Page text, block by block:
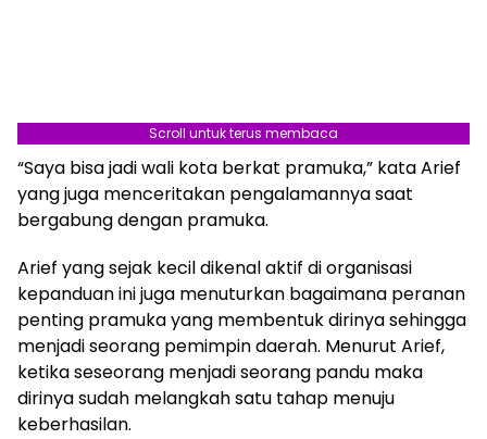
Scroll untuk terus membaca
“Saya bisa jadi wali kota berkat pramuka,” kata Arief
yang juga menceritakan pengalamannya saat
bergabung dengan pramuka.
Arief yang sejak kecil dikenal aktif di organisasi
kepanduan ini juga menuturkan bagaimana peranan
penting pramuka yang membentuk dirinya sehingga
menjadi seorang pemimpin daerah. Menurut Arief,
ketika seseorang menjadi seorang pandu maka
dirinya sudah melangkah satu tahap menuju
keberhasilan.